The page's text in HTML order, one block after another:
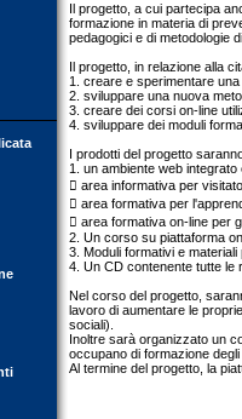
Il progetto, a cui partecipa
formazione in materia di
pedagogici e di metodologie
Il progetto, in relazione alla
1. creare e sperimentare
2. sviluppare una nuova
3. creare dei corsi on-line
4. sviluppare dei moduli
I prodotti del progetto
1. un ambiente web integrato
 area informativa per
 area formativa per
 area formativa on-line per
2. Un corso su piattaforma
3. Moduli formativi e
4. Un CD contenente tutte le
Nel corso del progetto,
lavoro di aumentare le
sociali).
Inoltre sarà organizzato un
occupano di formazione degli
Al termine del progetto, la